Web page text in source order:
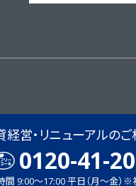
経営・リニューアルのご
0120-41-
間 9:00〜17:00 平日（月〜金）※